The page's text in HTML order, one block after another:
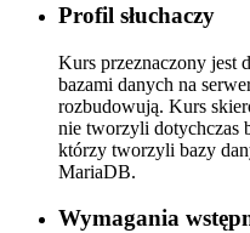
Profil słuchaczy
Kurs przeznaczony jest
bazami danych na
rozbudowują. Kurs
nie tworzyli dotychczas
którzy tworzyli bazy
MariaDB.
Wymagania